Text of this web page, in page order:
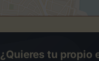
¿Quieres tu propio